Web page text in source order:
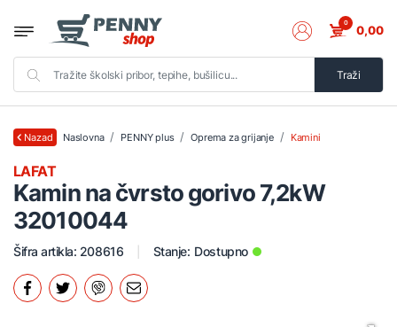
Traži
0 0,00
Nazad Naslovna PENNY plus Oprema za grijanje Kamini
Kamin na čvrsto gorivo 7,2kW
32010044
LAFAT
Šifra artikla: 208616 Stanje: Dostupno